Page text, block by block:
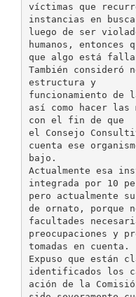
víctimas que
instancias en
luego de ser
humanos, entonces
que algo está
También consideró
estructura y
funcionamiento de
así como hacer las
con el fin de que
el Consejo
cuenta ese
bajo.
Actualmente esa
integrada por 10
pero actualmente
de ornato, porque
facultades
preocupaciones y
tomadas en cuenta.
Expuso que están
identificados los
ación de la